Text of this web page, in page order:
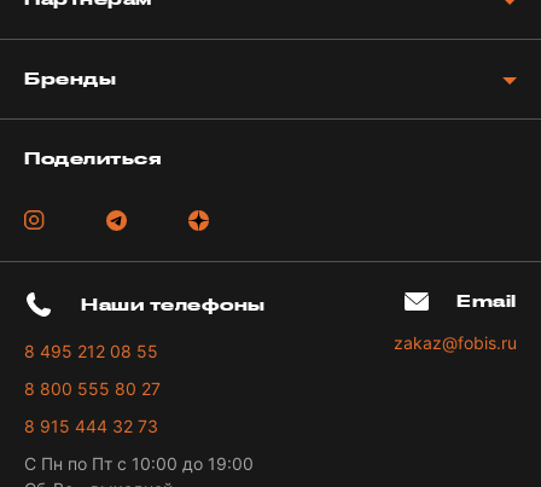
Бренды
Поделиться
Наши телефоны
8 495 212 08 55
8 800 555 80 27
8 915 444 32 73
С Пн по Пт с 10:00 до 19:00
Email
zakaz@fobis.ru